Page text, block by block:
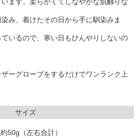
み、着けたその日から手に馴染みま
いるので、寒い日もひんやりしないの
ーグローブをするだけでワンランク上
サイズ
50g（左右合計）